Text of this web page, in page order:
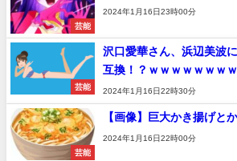
芸能
2024年1月16日23時00分
芸能
沢口愛華さん、浜辺美波
互換！？ｗｗｗｗｗｗｗ
2024年1月16日22時30分
芸能
【画像】巨大かき揚げと
2024年1月16日22時00分